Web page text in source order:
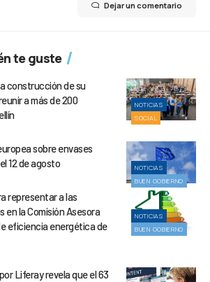
Dejar un comentario
te guste
NOTICIAS
SOCIAL
construcción de su
a más de 200
NOTICIAS
BUEN GOBIERNO
sobre envases
12 de agosto
NOTICIAS
BUEN GOBIERNO
representar a las
en la Comisión Asesora
eficiencia energética de
Liferay revela que el 63